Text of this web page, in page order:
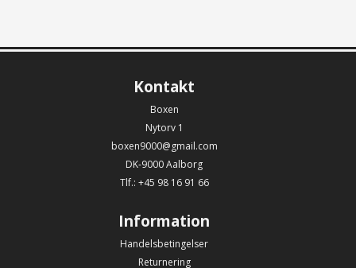
Kontakt
Boxen
Nytorv 1
boxen9000@gmail.com
DK-9000 Aalborg
Tlf.: +45 98 16 91 66
Information
Handelsbetingelser
Returnering